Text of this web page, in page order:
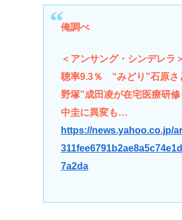
俺調べ
＜アンサング・シンデレラ
聴率9.3％ “みどり”石原さ
野塚”成田凌が在宅医療研
中圭に異変も…
https://news.yahoo.co.jp/
7a2da